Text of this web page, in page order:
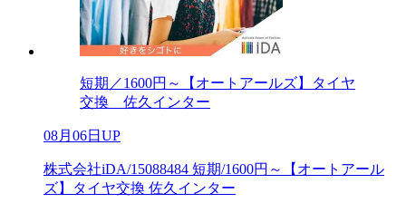
短期／1600円～【オートアールズ】タイヤ
交換 佐久インター
08月06日UP
株式会社iDA/15088484 短期/1600円～【オートアール
ズ】タイヤ交換 佐久インター